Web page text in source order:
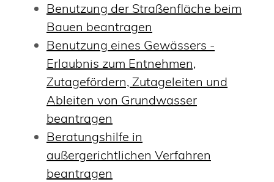
Benutzung der Straßenfläche beim
Bauen beantragen
Benutzung eines Gewässers -
Erlaubnis zum Entnehmen,
Zutagefördern, Zutageleiten und
Ableiten von Grundwasser
beantragen
Beratungshilfe in
außergerichtlichen Verfahren
beantragen